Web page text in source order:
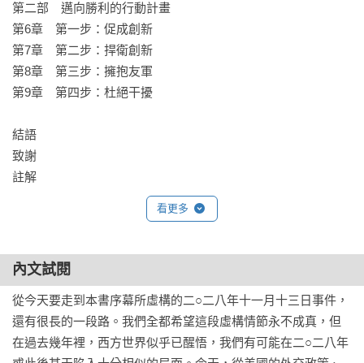
第二部　邁向勝利的行動計畫
第6章　第一步：促成創新
第7章　第二步：捍衛創新
第8章　第三步：擁抱友軍
第9章　第四步：杜絕干擾
結語
致謝
註解
看更多
內文試閱
從今天要走到本書序幕所虛構的二○二八年十一月十三日事件，
還有很長的一段路。我們全都希望這段虛構情節永不成真，但
在過去幾年裡，西方世界似乎已醒悟，我們有可能在二○二八年